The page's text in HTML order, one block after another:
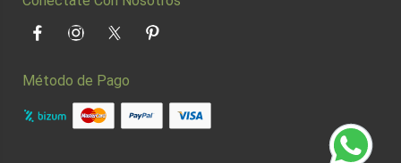
FacebookInstagramTwitter Pinterest
Método de Pago